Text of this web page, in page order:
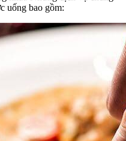
uống bao gồm: